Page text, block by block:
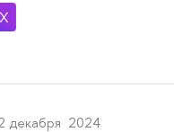
декабря 2024